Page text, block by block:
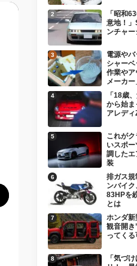
「昭和
意地！
ンチャ
電源や
シャー
作業やア
メーカー
「18歳
から始ま
アレデ
これが
いスポ
調した
装
排ガス規
ンバイク
83HPを
とは
ホンダ新
観音開き
ってく
「気づ